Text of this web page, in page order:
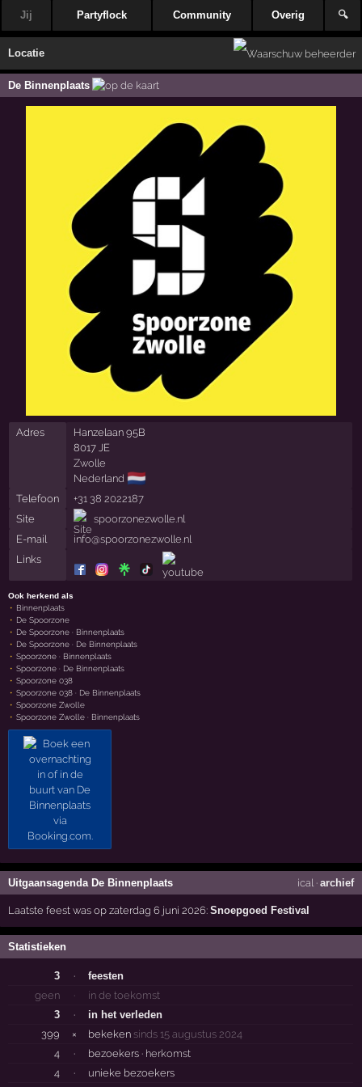
Jij Partyflock Community Overig 🔍
Locatie
De Binnenplaats
Adres
Hanzelaan 95B
8017 JE
Zwolle
Nederland 🇳🇱
Telefoon
+31 38 2022187
Site
spoorzonezwolle.nl
E-mail
info@spoorzonezwolle.nl
Links
Ook herkend als
Binnenplaats
De Spoorzone
De Spoorzone · Binnenplaats
De Spoorzone · De Binnenplaats
Spoorzone · Binnenplaats
Spoorzone · De Binnenplaats
Spoorzone 038
Spoorzone 038 · De Binnenplaats
Spoorzone Zwolle
Spoorzone Zwolle · Binnenplaats
Uitgaansagenda De Binnenplaats ical· archief
Laatste feest was op zaterdag 6 juni 2026:Snoepgoed Festival
Statistieken
3 ·
feesten
geen
·
in de toekomst
3
·
in het verleden
399
× bekeken sinds 15 augustus 2024
4
· bezoekers · herkomst
4
·
unieke bezoekers